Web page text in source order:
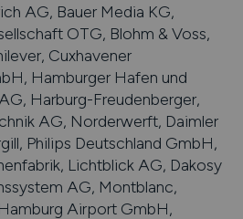
AG, Bauer Media KG,
OTG, Blohm & Voss,
Cuxhavener
Hamburger Hafen und
Harburg-Freudenberger,
AG, Norderwerft, Daimler
Philips Deutschland GmbH,
Lichtblick AG, Dakosy
AG, Montblanc,
Airport GmbH,